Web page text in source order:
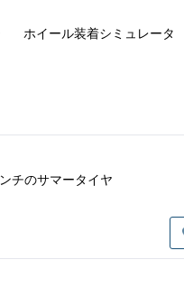
ホイール装着シミュレータ
チのサマータイヤ